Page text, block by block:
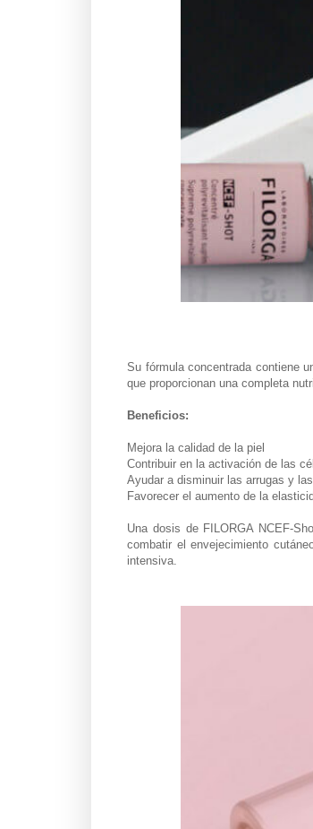
Su fórmula concentrada contiene
que proporcionan una completa
Beneficios:
Mejora la calidad de la piel
Contribuir en la activación de las
Ayudar a disminuir las arrugas y
Favorecer el aumento de la
Una dosis de FILORGA NCEF-
combatir el envejecimiento
intensiva.